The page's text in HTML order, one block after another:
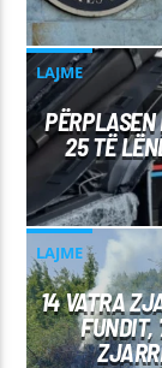
LAJME
25 TË
LAJME
14 VATRA
FUNDIT,